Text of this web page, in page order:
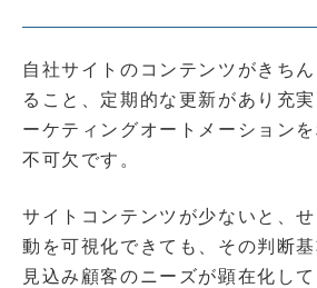
自社サイトのコンテンツがきち
ること、定期的な更新があり充
ーケティングオートメーション
不可欠です。
サイトコンテンツが少ないと、
動を可視化できても、その判断基
見込み顧客のニーズが顕在化し